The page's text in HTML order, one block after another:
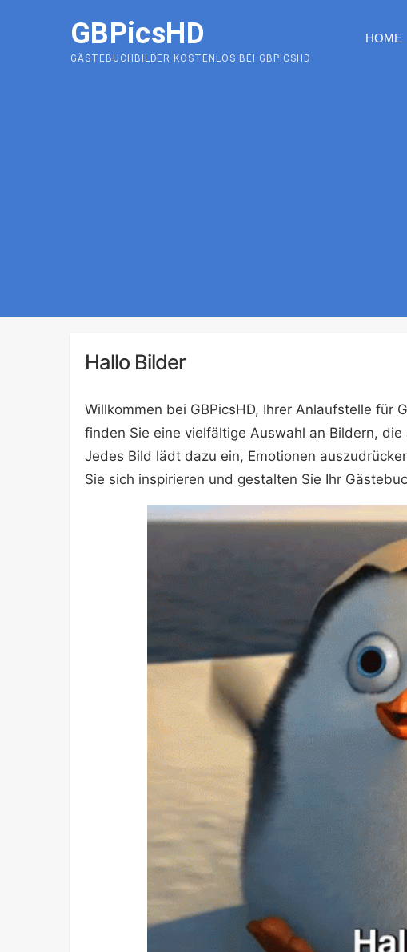
GBPicsHD
GÄSTEBUCHBILDER KOSTENLOS BEI GBPICSHD
HOME
Hallo Bilder
Willkommen bei GBPicsHD, Ihrer Anlaufstelle für
finden Sie eine vielfältige Auswahl an Bildern,
Jedes Bild lädt dazu ein, Emotionen
Sie sich inspirieren und gestalten Sie Ihr